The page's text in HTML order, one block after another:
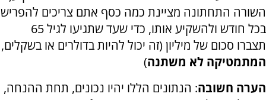
השורה התחתונה מציינת כמה כסף אתם צריכים להפריש
בכל חודש ולהשקיע אותו, כדי שעד שתגיעו לגיל 65
תצברו סכום של מיליון (זה יכול להיות בדולרים או בשקלים,
המתמטיקה לא משתנה)
הערה חשובה: הנתונים הללו יהיו נכונים, תחת ההנחה,